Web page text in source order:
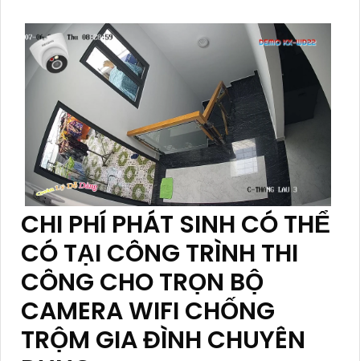
CHI PHÍ PHÁT SINH CÓ THỂ
CÓ TẠI CÔNG TRÌNH THI
CÔNG CHO TRỌN BỘ
CAMERA WIFI CHỐNG
TRỘM GIA ĐÌNH CHUYÊN